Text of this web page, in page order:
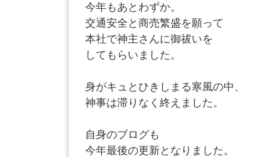
今年もあとわずか。
交通安全と商売繁盛を願って
本社で神主さんに御祓いを
してもらいました。
身がキュとひきしまる寒風の中、
神事は滞りなく終えました。
自身のブログも
今年最後の更新となりました。